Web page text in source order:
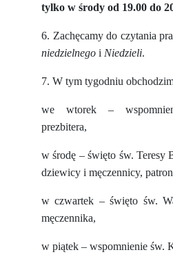
tylko w środy od 19.00 do
6. Zachęcamy do czytania
niedzielnego i Niedzieli.
7. W tym tygodniu
we wtorek –
prezbitera,
w środę – święto św. Teresy
dziewicy i męczennicy,
w czwartek – święto św.
męczennika,
w piątek – wspomnienie św.